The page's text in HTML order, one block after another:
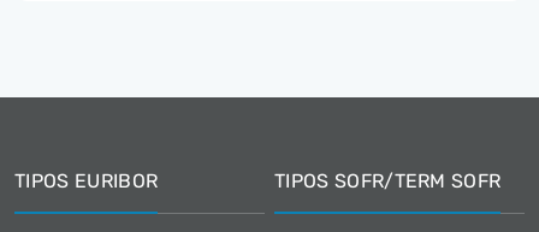
TIPOS EURIBOR TIPOS SOFR/TERM SOFR